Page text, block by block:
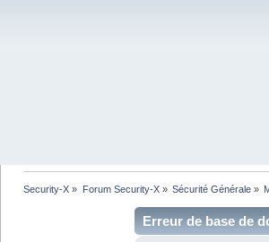
Security-X » Forum Security-X» Sécurité Générale»
Erreur de base de